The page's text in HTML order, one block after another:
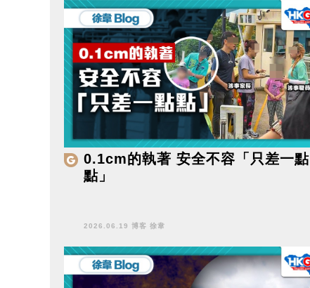
0.1cm的執著 安全不容「只差一點
點」
2026.06.19 博客 徐韋